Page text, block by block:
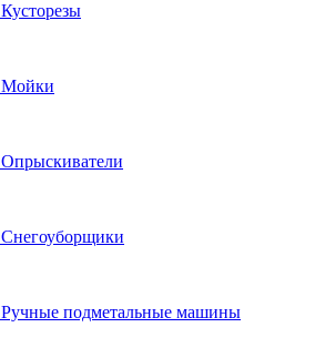
Кусторезы
Мойки
Опрыскиватели
Снегоуборщики
Ручные подметальные машины